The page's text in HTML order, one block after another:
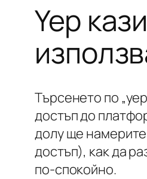
Yep
Търсенето по
достъп до
долу ще намерите
достъп), как да
по-спокойно.